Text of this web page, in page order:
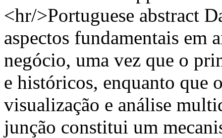
<hr/>Portuguese abstract
aspectos fundamentais em
negócio, uma vez que o
e históricos, enquanto que
visualização e análise
junção constitui um